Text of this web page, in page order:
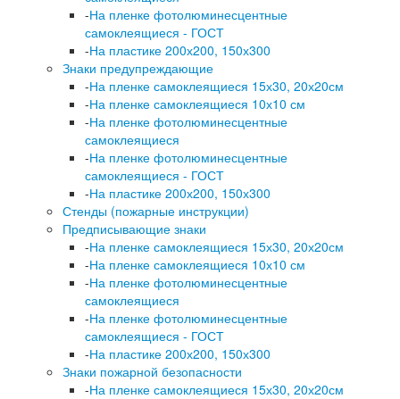
-На пленке фотолюминесцентные
самоклеящиеся - ГОСТ
-На пластике 200х200, 150х300
Знаки предупреждающие
-На пленке самоклеящиеся 15х30, 20х20см
-На пленке самоклеящиеся 10х10 см
-На пленке фотолюминесцентные
самоклеящиеся
-На пленке фотолюминесцентные
самоклеящиеся - ГОСТ
-На пластике 200х200, 150х300
Стенды (пожарные инструкции)
Предписывающие знаки
-На пленке самоклеящиеся 15х30, 20х20см
-На пленке самоклеящиеся 10х10 см
-На пленке фотолюминесцентные
самоклеящиеся
-На пленке фотолюминесцентные
самоклеящиеся - ГОСТ
-На пластике 200х200, 150х300
Знаки пожарной безопасности
-На пленке самоклеящиеся 15х30, 20х20см